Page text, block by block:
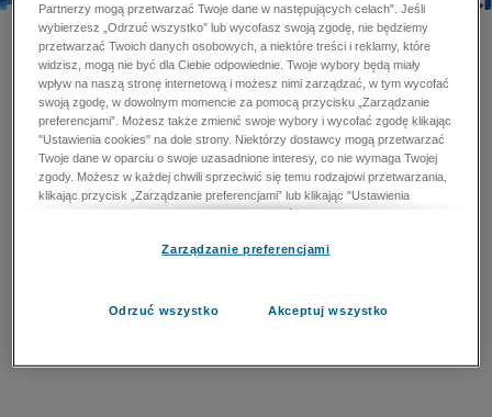
Partnerzy mogą przetwarzać Twoje dane w następujących celach”. Jeśli
wybierzesz „Odrzuć wszystko” lub wycofasz swoją zgodę, nie będziemy
przetwarzać Twoich danych osobowych, a niektóre treści i reklamy, które
widzisz, mogą nie być dla Ciebie odpowiednie. Twoje wybory będą miały
wpływ na naszą stronę internetową i możesz nimi zarządzać, w tym wycofać
swoją zgodę, w dowolnym momencie za pomocą przycisku „Zarządzanie
preferencjami”. Możesz także zmienić swoje wybory i wycofać zgodę klikając
"Ustawienia cookies" na dole strony. Niektórzy dostawcy mogą przetwarzać
Twoje dane w oparciu o swoje uzasadnione interesy, co nie wymaga Twojej
zgody. Możesz w każdej chwili sprzeciwić się temu rodzajowi przetwarzania,
klikając przycisk „Zarządzanie preferencjami” lub klikając "Ustawienia
cookies" na dole strony. Nie możesz sprzeciwić się przetwarzaniu przez
zapobiegania oszustwom i naprawiania błędów, a w tym celu mogą zostać
przetwarzaniu danych osobowych w celu dostarczania i prezentacji reklam i
Zarządzanie preferencjami
Odrzuć wszystko Akceptuj wszystko